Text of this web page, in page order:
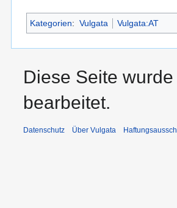
Kategorien: Vulgata Vulgata:AT
Diese Seite
bearbeitet.
Datenschutz Über Vulgata